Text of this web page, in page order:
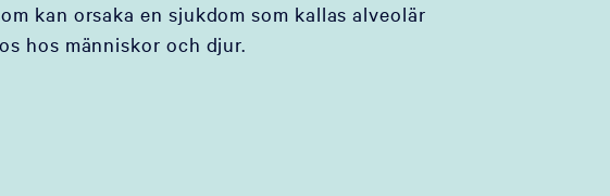
kan orsaka en sjukdom som kallas alveolär
hos människor och djur.